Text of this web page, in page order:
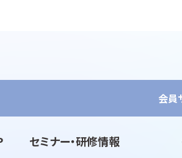
会員
セミナー・研修情報